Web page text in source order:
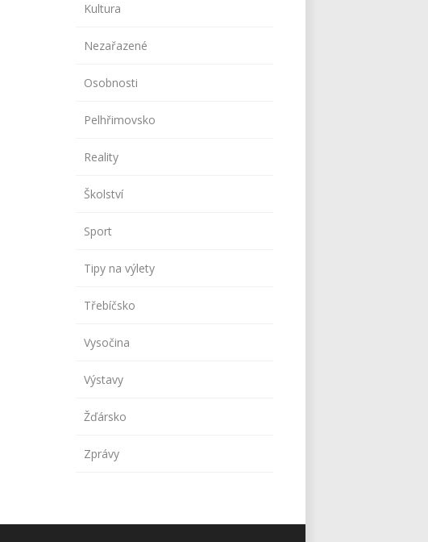
Kultura
Nezařazené
Osobnosti
Pelhřimovsko
Reality
Školství
Sport
Tipy na výlety
Třebíčsko
Vysočina
Výstavy
Žďársko
Zprávy